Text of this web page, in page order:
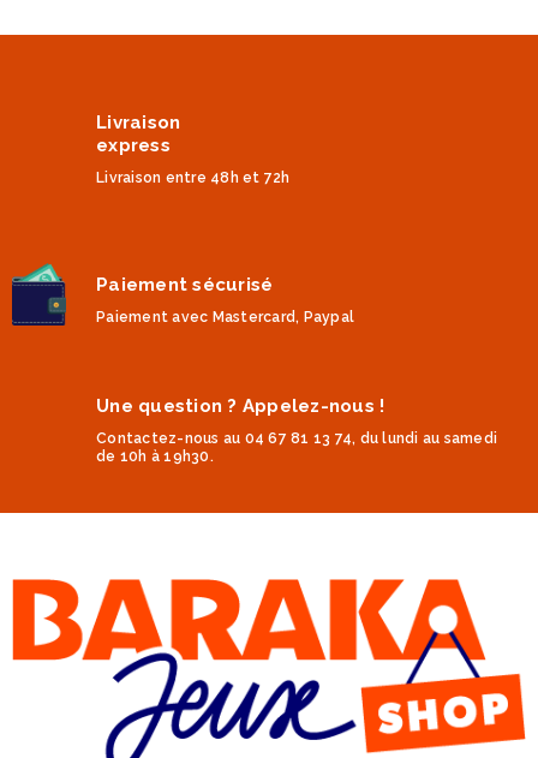
Livraison
express
Livraison entre 48h et 72h
Paiement sécurisé
Paiement avec Mastercard, Paypal
Une question ? Appelez-nous !
Contactez-nous au 04 67 81 13 74, du lundi au samedi
de 10h à 19h30.